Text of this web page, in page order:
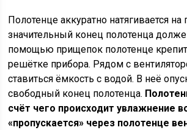
Полотенце аккуратно натягивается на
значительный конец полотенца
помощью прищепок полотенце
решётке прибора. Рядом с
ставиться ёмкость с водой. В неё
свободный конец полотенца.
счёт чего происходит увлажнение
«пропускается» через полотенце